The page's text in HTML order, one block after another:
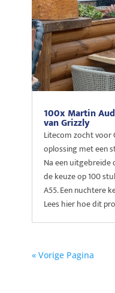
100x Martin
van Grizzly
Litecom zocht voor
oplossing met een
Na een uitgebreide
de keuze op 100
A55. Een nuchtere
Lees hier hoe dit
« Vorige Pagina